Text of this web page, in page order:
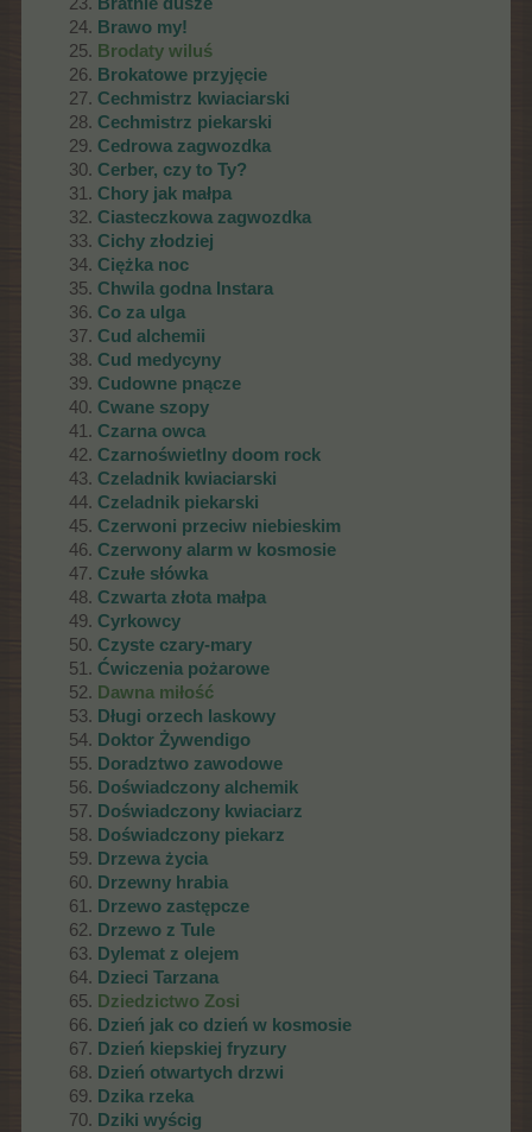
Brawo my!
Brodaty wiluś
Brokatowe przyjęcie
Cechmistrz kwiaciarski
Cechmistrz piekarski
Cedrowa zagwozdka
Cerber, czy to Ty?
Chory jak małpa
Ciasteczkowa zagwozdka
Cichy złodziej
Ciężka noc
Chwila godna Instara
Co za ulga
Cud alchemii
Cud medycyny
Cudowne pnącze
Cwane szopy
Czarna owca
Czarnoświetlny doom rock
Czeladnik kwiaciarski
Czeladnik piekarski
Czerwoni przeciw niebieskim
Czerwony alarm w kosmosie
Czułe słówka
Czwarta złota małpa
Cyrkowcy
Czyste czary-mary
Ćwiczenia pożarowe
Dawna miłość
Długi orzech laskowy
Doktor Żywendigo
Doradztwo zawodowe
Doświadczony alchemik
Doświadczony kwiaciarz
Doświadczony piekarz
Drzewa życia
Drzewny hrabia
Drzewo zastępcze
Drzewo z Tule
Dylemat z olejem
Dzieci Tarzana
Dziedzictwo Zosi
Dzień jak co dzień w kosmosie
Dzień kiepskiej fryzury
Dzień otwartych drzwi
Dzika rzeka
Dziki wyścig